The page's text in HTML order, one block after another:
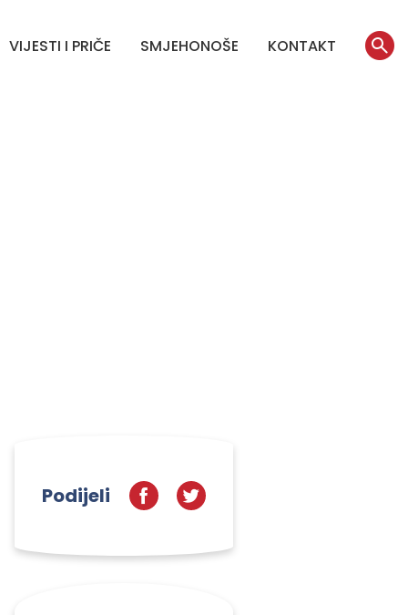
VIJESTI I PRIČE SMJEHONOŠE KONTAKT
Podijeli